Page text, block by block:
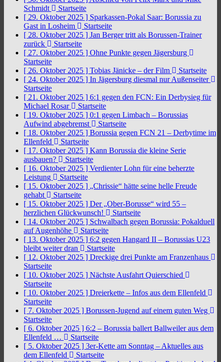
Schmidt
Startseite
[ 29. Oktober 2025 ] Sparkassen-Pokal Saar: Borussia zu
Gast in Losheim
Startseite
[ 28. Oktober 2025 ] Jan Berger tritt als Borussen-Trainer
zurück
Startseite
[ 27. Oktober 2025 ] Ohne Punkte gegen Jägersburg
Startseite
[ 26. Oktober 2025 ] Tobias Jänicke – der Film
Startseite
[ 24. Oktober 2025 ] In Jägersburg diesmal nur Außenseiter
Startseite
[ 21. Oktober 2025 ] 6:1 gegen den FCN: Ein Derbysieg für
Michael Rosar
Startseite
[ 19. Oktober 2025 ] 0:1 gegen Limbach – Borussias
Aufwind abgebremst
Startseite
[ 18. Oktober 2025 ] Borussia gegen FCN 21 – Derbytime im
Ellenfeld
Startseite
[ 17. Oktober 2025 ] Kann Borussia die kleine Serie
ausbauen?
Startseite
[ 16. Oktober 2025 ] Verdienter Lohn für eine beherzte
Leistung
Startseite
[ 15. Oktober 2025 ] „Chrissie“ hätte seine helle Freude
gehabt
Startseite
[ 15. Oktober 2025 ] Der „Ober-Borusse“ wird 55 –
herzlichen Glückwunsch!
Startseite
[ 14. Oktober 2025 ] Schwalbach gegen Borussia: Pokalduell
auf Augenhöhe
Startseite
[ 13. Oktober 2025 ] 6:2 gegen Hangard II – Borussias U23
bleibt weiter dran
Startseite
[ 12. Oktober 2025 ] Dreckige drei Punkte am Franzenhaus
Startseite
[ 10. Oktober 2025 ] Nächste Ausfahrt Quierschied
Startseite
[ 10. Oktober 2025 ] Dreierkette – Infos aus dem Ellenfeld
Startseite
[ 7. Oktober 2025 ] Borussen-Jugend auf einem guten Weg
Startseite
[ 6. Oktober 2025 ] 6:2 – Borussia ballert Ballweiler aus dem
Ellenfeld …
Startseite
[ 5. Oktober 2025 ] 3er-Kette am Sonntag – Aktuelles aus
dem Ellenfeld
Startseite